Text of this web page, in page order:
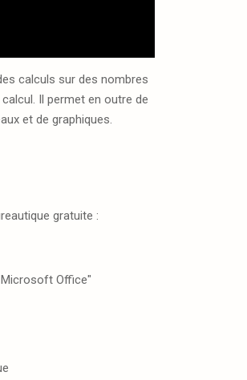
calculs sur des nombres
Il permet en outre de
et de graphiques.
gratuite :
Office"